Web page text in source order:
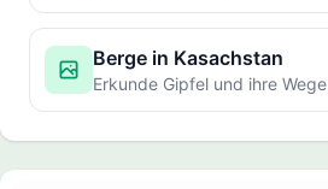
Berge in Kasachstan
Erkunde Gipfel und ihre Wege